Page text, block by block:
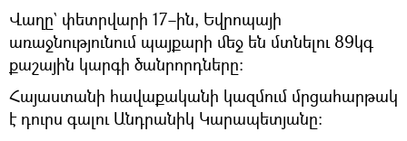
Վաղը` փետրվարի 17–ին, Եվրոպայի
առաջնությունում պայքարի մեջ են մտնելու 89կգ
քաշային կարգի ծանրորդները։
Հայաստանի հավաքականի կազմում մրցահարթակ
է դուրս գալու Անդրանիկ Կարապետյանը։